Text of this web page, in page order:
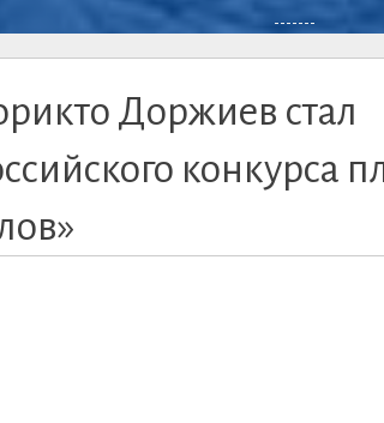
-------
Доржиев стал
конкурса